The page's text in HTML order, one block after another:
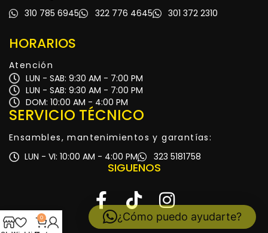
310 785 6945
322 776 4645 301 372 2310
HORARIOS
Atención
LUN - SAB: 9:30 AM - 7:00 PM
LUN - SAB: 9:30 AM - 7:00 PM
DOM: 10:00 AM - 4:00 PM
SERVICIO TÉCNICO
Ensambles, mantenimientos y garantías:
LUN - VI: 10:00 AM - 4:00 PM
323 5181758
SIGUENOS
0 ¿Cómo puedo ayudarte?